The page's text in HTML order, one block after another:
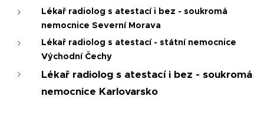
Lékař radiolog s atestací i bez - soukromá
nemocnice Severní Morava
Lékař radiolog s atestací - státní nemocnice
Východní Čechy
Lékař radiolog s atestací i bez - soukromá
nemocnice Karlovarsko